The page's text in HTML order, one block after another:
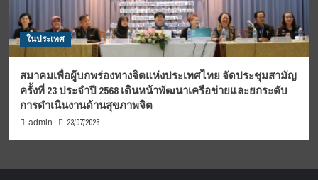
ในประเทศ
สมาคมเพื่อผู้บกพร่องทางจิตแห่งประเทศไทย จัดประชุมสามัญ
ครั้งที่ 23 ประจำปี 2568 เดินหน้าพัฒนาเครือข่ายและยกระดับ
การดำเนินงานด้านสุขภาพจิต
admin 23/07/2026